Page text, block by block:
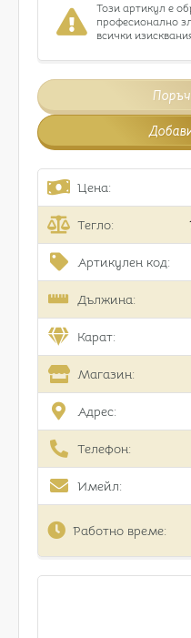
Този артикул е
професионално
всички
Цена:
Тегло:
Артикулен код:
Дължина:
Карат:
Магазин:
Адрес:
Телефон:
Имейл:
Работно време: